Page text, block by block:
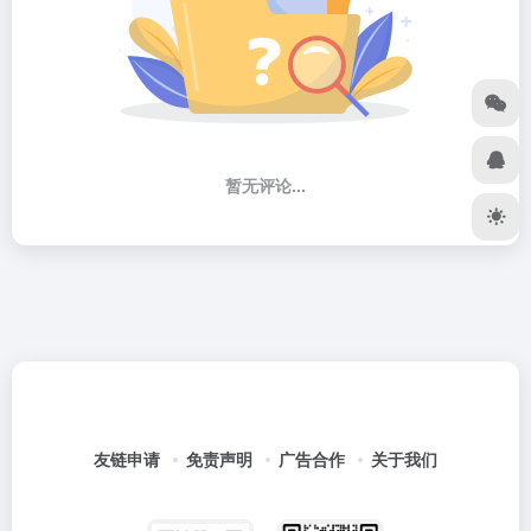
暂无评论...
友链申请 免责声明 广告合作 关于我们